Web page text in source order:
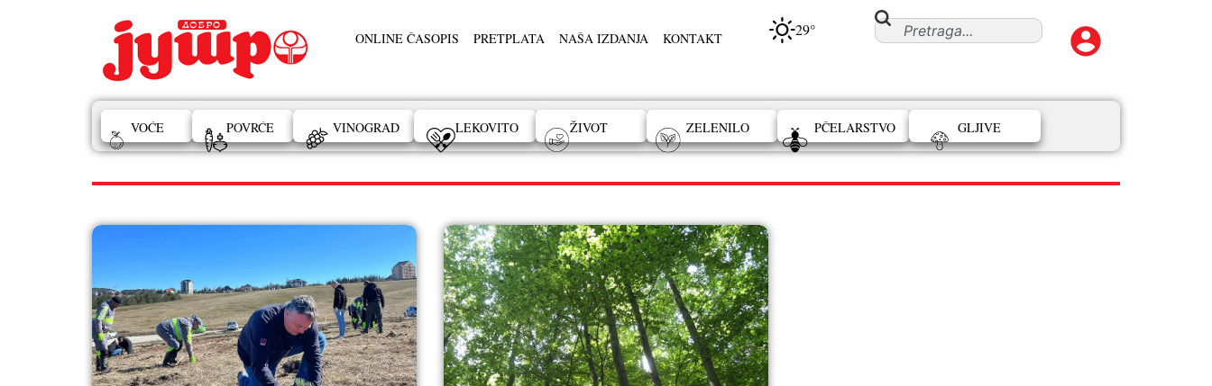
ONLINE ČASOPIS PRETPLATA NAŠA IZDANJA KONTAKT 29°
VOĆE POVRĆE VINOGRAD LEKOVITO ŽIVOT ZELENILO PČELARSTVO GLJIVE
crni bor